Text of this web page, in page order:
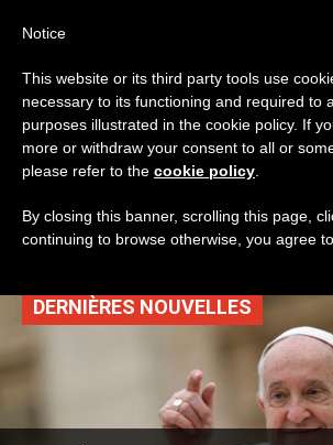
TAG
Posts Tagged
‘الكاردينال’
DERNIÈRES NOUVELLES
Notice
This website or its third party tools use
necessary to its functioning and required to
purposes illustrated in the cookie policy. If
more or withdraw your consent to all or
please refer to the cookie policy
By closing this banner, scrolling this page,
continuing to browse otherwise, you agree